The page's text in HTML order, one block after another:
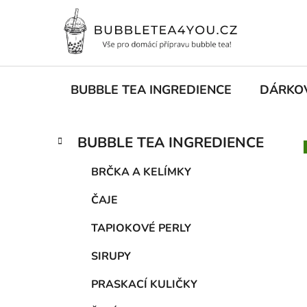
BUBBLE TEA INGREDIENCE
PPřeskočit
kategorie
K
a
BUBBLE TEA INGREDIENCE
BRČKA A KELÍMKY
ČAJE
TAPIOKOVÉ PERLY
SIRUPY
PRASKACÍ KULIČKY